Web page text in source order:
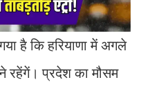
है कि हरियाणा में अगले
रहेंगें। प्रदेश का मौसम